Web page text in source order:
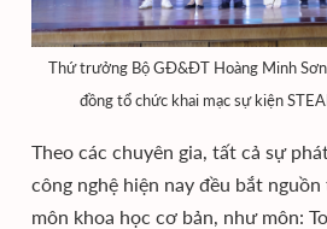
Thứ trưởng Bộ GĐ&ĐT Hoàng Minh Sơn
đồng tổ chức khai mạc sự kiện
Theo các chuyên gia, tất cả sự
công nghệ hiện nay đều bắt
môn khoa học cơ bản, như môn: